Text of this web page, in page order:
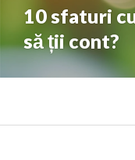
Next
post:
10 sfaturi
să ții cont?